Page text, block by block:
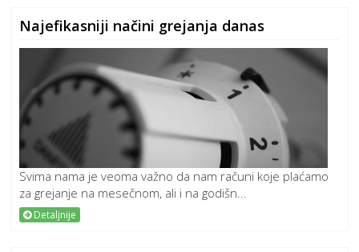
Najefikasniji načini grejanja danas
Svima nama je veoma važno da nam računi koje plaćamo
za grejanje na mesečnom, ali i na godišn...
Detaljnije